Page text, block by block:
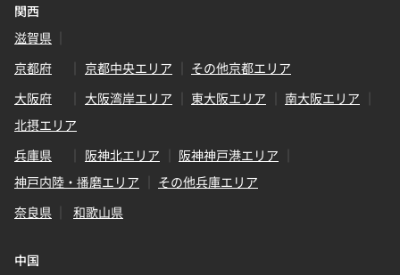
関西
滋賀県
京都府
京都中央エリア
その他京都エリア
大阪府
大阪湾岸エリア 東大阪エリア
南大阪エリア
北摂エリア
兵庫県
阪神北エリア
阪神神戸港エリア
神戸内陸・播磨エリア
その他兵庫エリア
奈良県
和歌山県
中国